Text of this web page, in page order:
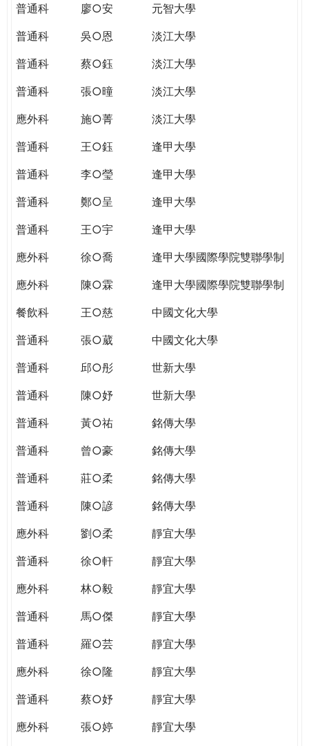
普通科
廖○安
元智大學
普通科
吳○恩
淡江大學
普通科
蔡○鈺
淡江大學
普通科
張○曈
淡江大學
應外科
施○菁
淡江大學
普通科
王○鈺
逢甲大學
普通科
李○瑩
逢甲大學
普通科
鄭○呈
逢甲大學
普通科
王○宇
逢甲大學
應外科
徐○喬
逢甲大學國際學院雙聯學制
應外科
陳○霖
逢甲大學國際學院雙聯學制
餐飲科
王○慈
中國文化大學
普通科
張○葳
中國文化大學
普通科
邱○彤
世新大學
普通科
陳○妤
世新大學
普通科
黃○祐
銘傳大學
普通科
曾○豪
銘傳大學
普通科
莊○柔
銘傳大學
普通科
陳○諺
銘傳大學
應外科
劉○柔
靜宜大學
普通科
徐○軒
靜宜大學
應外科
林○毅
靜宜大學
普通科
馬○傑
靜宜大學
普通科
羅○芸
靜宜大學
應外科
徐○隆
靜宜大學
普通科
蔡○妤
靜宜大學
應外科
張○婷
靜宜大學